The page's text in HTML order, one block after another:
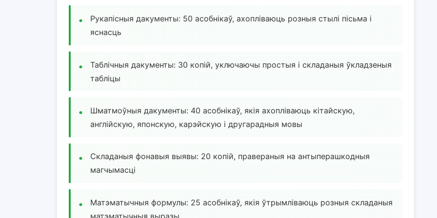
Рукапісныя дакументы: 50 асобнікаў, ахопліваюць розныя стылі пісьма і
яснасць
Таблічныя дакументы: 30 копій, уключаючы простыя і складаныя ўкладзеныя
табліцы
Шматмоўныя дакументы: 40 асобнікаў, якія ахопліваюць кітайскую,
англійскую, японскую, карэйскую і другарадныя мовы
Складаныя фонавыя выявы: 20 копій, правераныя на антыперашкодныя
магчымасці
Матэматычныя формулы: 25 асобнікаў, якія ўтрымліваюць розныя складаныя
матэматычныя выразы